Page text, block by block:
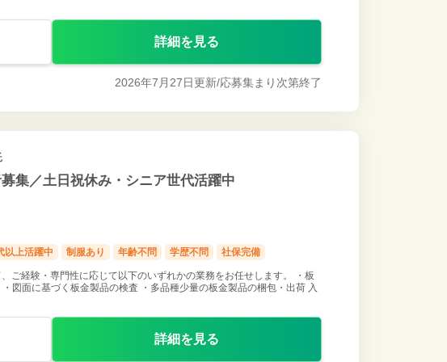
詳細を見る
2026年7月27日更新/応募集まり次第終了
集／土日祝休み・シニア世代活躍中
以上活躍中 制服あり 年齢不問 学歴不問 社保完備
ご経験・専門性に応じて以下のいずれかの業務をお任せします。 ・板
図面に基づく板金製品の検査 ・多品種少量の板金製品の梱包・出荷 入
詳細を見る